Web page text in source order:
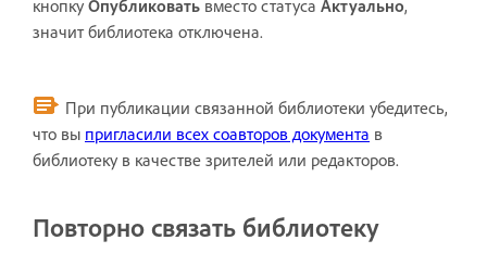
кнопку Опубликовать вместо статуса Актуально,
значит библиотека отключена.
При публикации связанной библиотеки убедитесь,
что вы пригласили всех соавторов документа в
библиотеку в качестве зрителей или редакторов.
Повторно связать библиотеку